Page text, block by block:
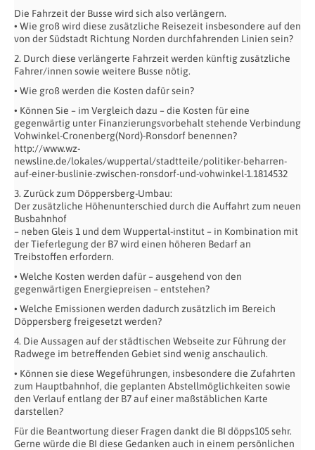
Die Fahrzeit der Busse wird sich also verlängern.
• Wie groß wird diese zusätzliche Reisezeit insbesondere auf den
von der Südstadt Richtung Norden durchfahrenden Linien sein?
2. Durch diese verlängerte Fahrzeit werden künftig zusätzliche
Fahrer/innen sowie weitere Busse nötig.
• Wie groß werden die Kosten dafür sein?
• Können Sie – im Vergleich dazu – die Kosten für eine
gegenwärtig unter Finanzierungsvorbehalt stehende Verbindung
Vohwinkel-Cronenberg(Nord)-Ronsdorf benennen?
http://www.wz-
newsline.de/lokales/wuppertal/stadtteile/politiker-beharren-
auf-einer-buslinie-zwischen-ronsdorf-und-vohwinkel-1.1814532
3. Zurück zum Döppersberg-Umbau:
Der zusätzliche Höhenunterschied durch die Auffahrt zum neuen
Busbahnhof
– neben Gleis 1 und dem Wuppertal-institut – in Kombination mit
der Tieferlegung der B7 wird einen höheren Bedarf an
Treibstoffen erfordern.
• Welche Kosten werden dafür – ausgehend von den
gegenwärtigen Energiepreisen – entstehen?
• Welche Emissionen werden dadurch zusätzlich im Bereich
Döppersberg freigesetzt werden?
4. Die Aussagen auf der städtischen Webseite zur Führung der
Radwege im betreffenden Gebiet sind wenig anschaulich.
• Können sie diese Wegeführungen, insbesondere die Zufahrten
zum Hauptbahnhof, die geplanten Abstellmöglichkeiten sowie
den Verlauf entlang der B7 auf einer maßstäblichen Karte
darstellen?
Für die Beantwortung dieser Fragen dankt die BI döpps105 sehr.
Gerne würde die BI diese Gedanken auch in einem persönlichen